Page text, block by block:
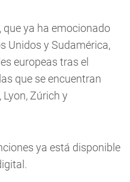
que ya ha emocionado
Unidos y Sudamérica,
europeas tras el
que se encuentran
Zúrich y
ya está disponible